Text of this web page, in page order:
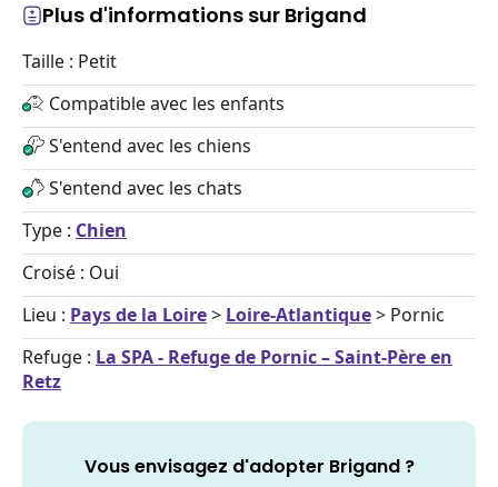
Plus d'informations sur Brigand
Taille : Petit
Compatible avec les enfants
S'entend avec les chiens
S'entend avec les chats
Type : Chien
Croisé : Oui
Lieu : Pays de la Loire> Loire-Atlantique> Pornic
Refuge : La SPA - Refuge de Pornic – Saint-Père en
Retz
Vous envisagez d'adopter Brigand ?